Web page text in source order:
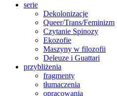
serie
Dekolonizacje
Queer/Trans/Feminizm
Czytanie Spinozy
Ekozofie
Maszyny w filozofii
Deleuze i Guattari
przybliżenia
fragmenty
tłumaczenia
opracowania